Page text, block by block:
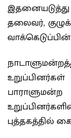
இதனையடுத்து
தலைவர்,
புத்தகத்தில்